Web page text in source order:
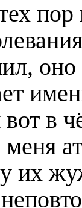
вот в
меня
их